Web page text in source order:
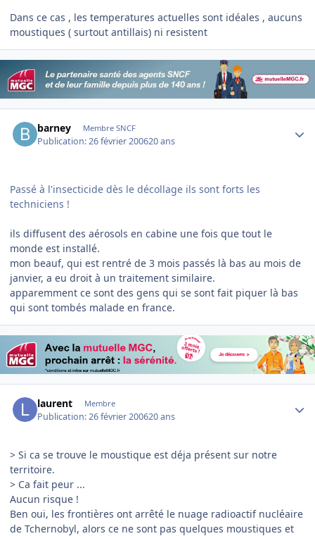
Dans ce cas , les temperatures actuelles sont idéales , aucuns
moustiques ( surtout antillais) ni resistent
barney Membre SNCF
Publication:26 février 200620 ans
Passé à l'insecticide dès le décollage ils sont forts les
techniciens !
ils diffusent des aérosols en cabine une fois que tout le
monde est installé.
mon beauf, qui est rentré de 3 mois passés là bas au mois de
janvier, a eu droit à un traitement similaire.
apparemment ce sont des gens qui se sont fait piquer là bas
qui sont tombés malade en france.
laurent Membre
Publication:26 février 200620 ans
> Si ca se trouve le moustique est déja présent sur notre
territoire.
> Ca fait peur ...
Aucun risque !
Ben oui, les frontières ont arrêté le nuage radioactif nucléaire
de Tchernobyl, alors ce ne sont pas quelques moustiques et